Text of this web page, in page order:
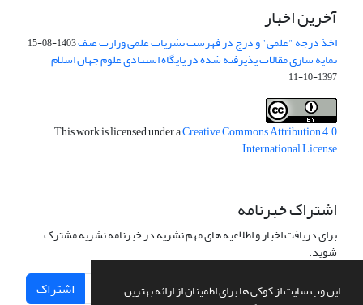
این وب سایت از کوکی ها برای اطمینان از ارائه بهترین
آخرین اخبار
اخذ درجه "علمی" و درج در فهرست نشریات علمی وزارت عتف1403-08-15
نمایه سازی مقالات پذیرفته شده در پایگاه استنادی علوم جهان اسلام
1397-10-11
This work is licensed under aCreative Commons Attribution 4.0
International License
.
اشتراک خبرنامه
برای دریافت اخبار و اطلاعیه های مهم نشریه در خبرنامه نشریه مشترک
شوید.
اشتراک